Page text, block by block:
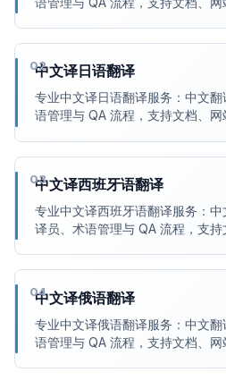
02
中文译日语翻译
专业中文译日语翻译服务：中文
语管理与 QA 流程，支持文档、网
03
中文译西班牙语翻译
专业中文译西班牙语翻译服务：
译员、术语管理与 QA 流程，支持
04
中文译俄语翻译
专业中文译俄语翻译服务：中文
语管理与 QA 流程，支持文档、网